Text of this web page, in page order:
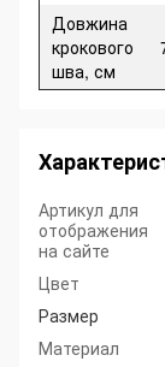
Довжина
крокового
шва, см
Артикул для
отображения
на сайте
Цвет
Размер
Материал